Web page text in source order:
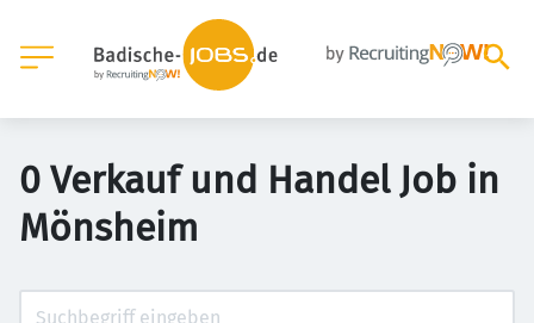
0 Verkauf und Handel Job in
Mönsheim